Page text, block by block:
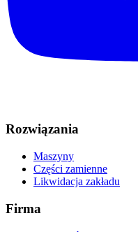
Rozwiązania
Maszyny
Części zamienne
Likwidacja zakładu
Firma